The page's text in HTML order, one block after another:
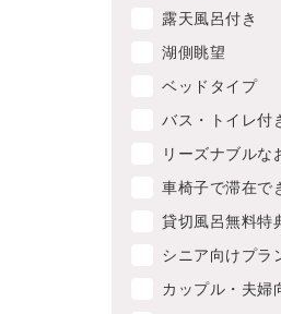
露天風呂付き
湖側眺望
ベッドタイプ
バス・トイレ付
リーズナブルな
車椅子で滞在で
貸切風呂無料特
シニア向けプラ
カップル・夫婦